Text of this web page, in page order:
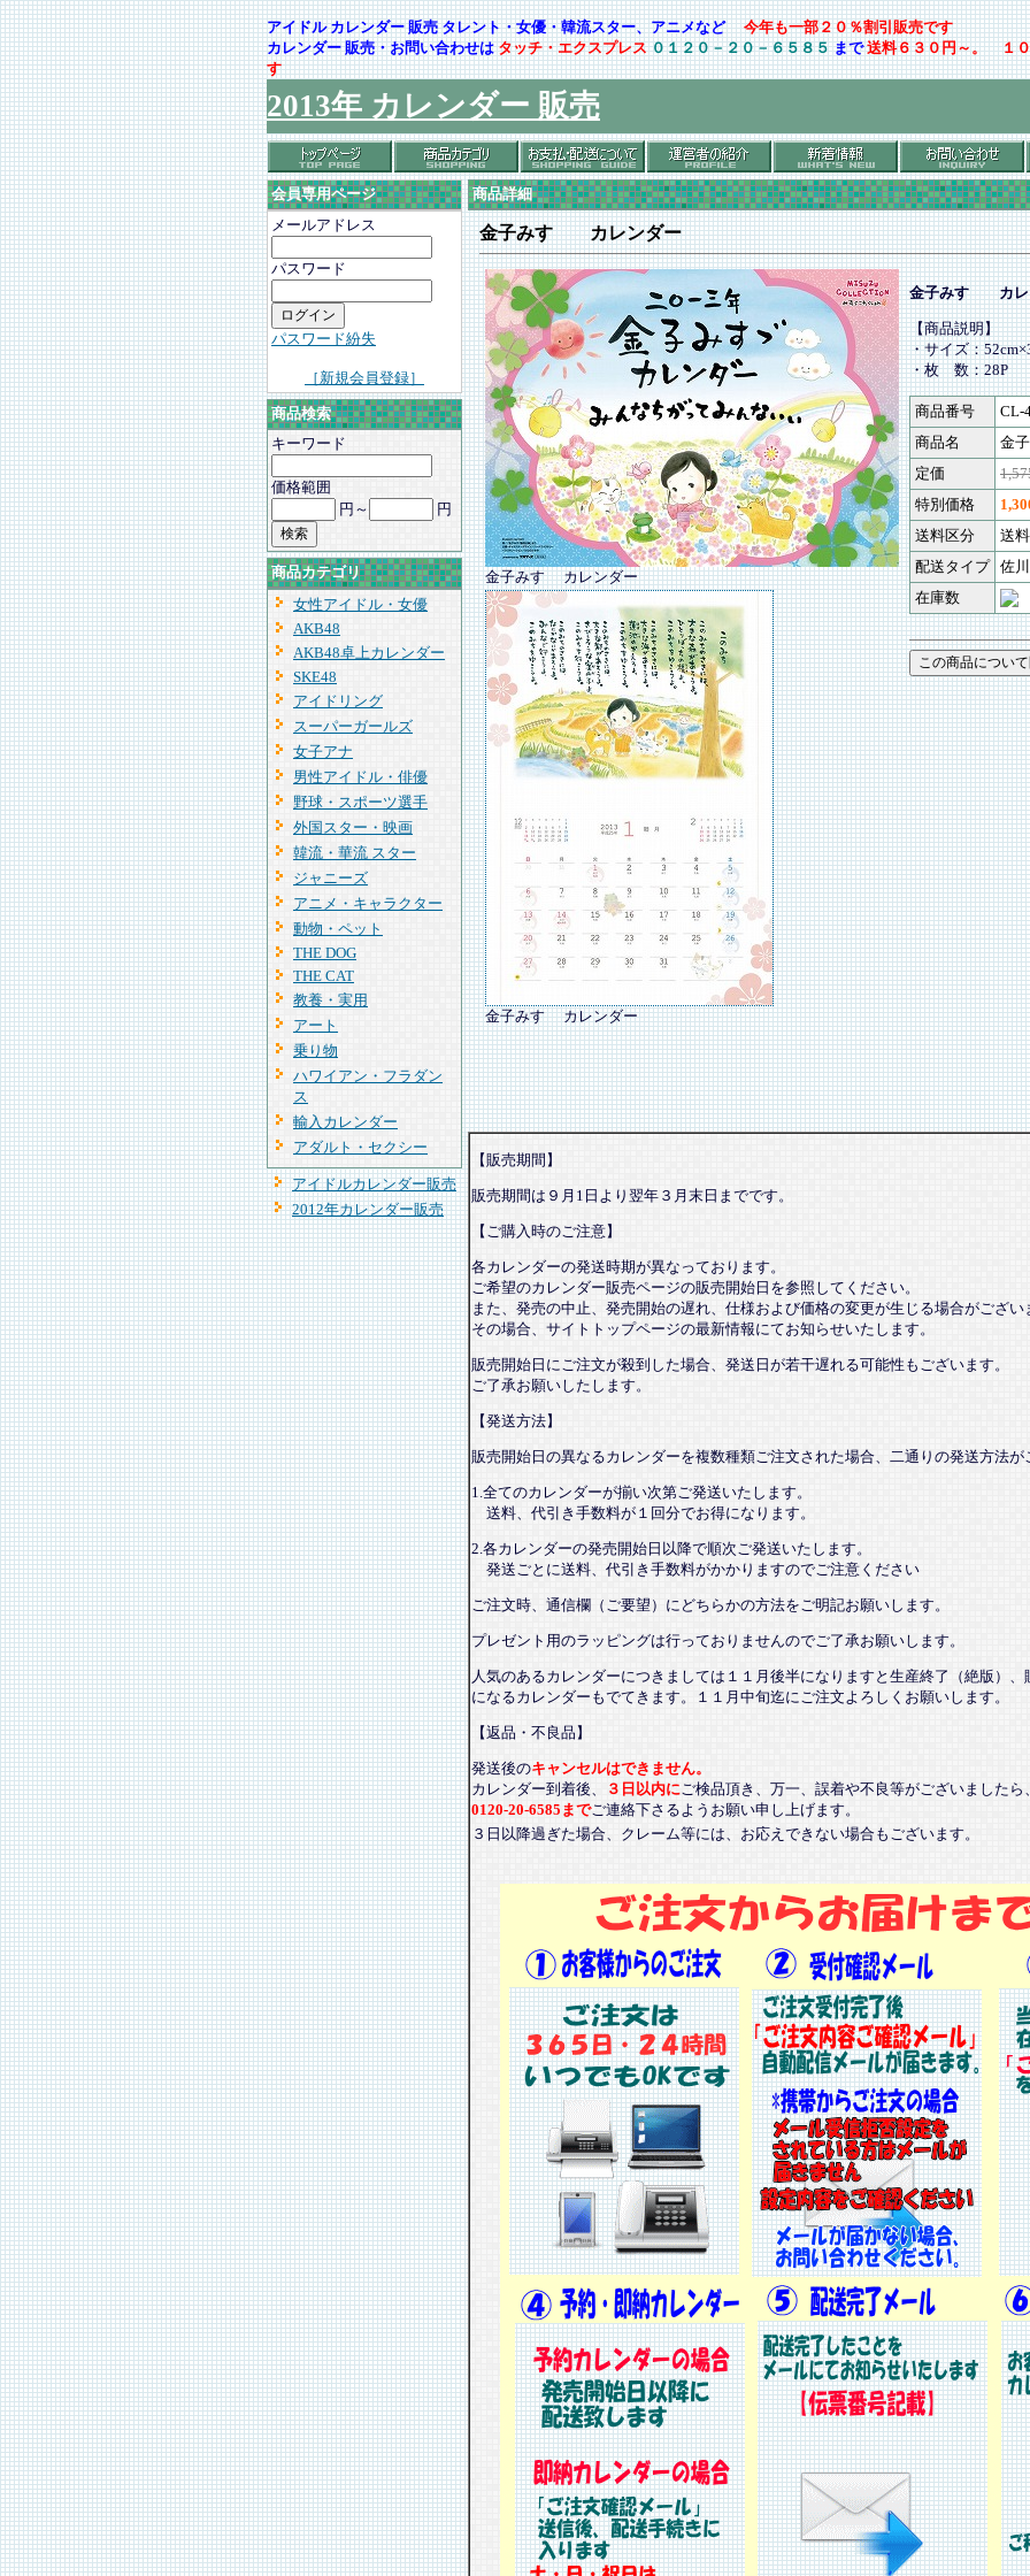
アイドル カレンダー 販売 タレント・女優・韓流スター、アニメなど今年も一部２０％割引販売です
カレンダー 販売・お問い合わせはタッチ・エクスプレス ０１２０－２０－６５８５ まで送料６３０円～。 １
す
2013年 カレンダー 販売
会員専用ページ
メールアドレス
パスワード
パスワード紛失
［新規会員登録］
商品検索
キーワード
価格範囲
円～
円
商品カテゴリ
女性アイドル・女優
AKB48
AKB48卓上カレンダー
SKE48
アイドリング
スーパーガールズ
女子アナ
男性アイドル・俳優
野球・スポーツ選手
外国スター・映画
韓流・華流 スター
ジャニーズ
アニメ・キャラクター
動物・ペット
THE DOG
THE CAT
教養・実用
アート
乗り物
ハワイアン・フラダン
ス
輸入カレンダー
アダルト・セクシー
アイドルカレンダー販売
2012年カレンダー販売
商品詳細
金子みすゞ カレンダー
金子みすゞ カレンダー
金子みすゞ カレンダー
金子みすゞ カレ
【商品説明】
・サイズ：
・枚 数：28P
商品番号
CL-
商品名
金
定価
特別価格
送料区分
送
配送タイプ 佐
在庫数
【販売期間】
販売期間は９月1日より翌年３月末日までです。
【ご購入時のご注意】
各カレンダーの発送時期が異なっております。
ご希望のカレンダー販売ページの販売開始日を参照してください。
また、発売の中止、発売開始の遅れ、仕様および価格の変更が生じる場合がござい
その場合、サイトトップページの最新情報にてお知らせいたします。
販売開始日にご注文が殺到した場合、発送日が若干遅れる可能性もございます。
ご了承お願いしたします。
【発送方法】
販売開始日の異なるカレンダーを複数種類ご注文された場合、二通りの発送方法が
1.全てのカレンダーが揃い次第ご発送いたします。
送料、代引き手数料が１回分でお得になります。
2.各カレンダーの発売開始日以降で順次ご発送いたします。
発送ごとに送料、代引き手数料がかかりますのでご注意ください
ご注文時、通信欄（ご要望）にどちらかの方法をご明記お願いします。
プレゼント用のラッピングは行っておりませんのでご了承お願いします。
人気のあるカレンダーにつきましては１１月後半になりますと生産終了（絶版）、
になるカレンダーもでてきます。１１月中旬迄にご注文よろしくお願いします。
【返品・不良品】
発送後のキャンセルはできません。
カレンダー到着後、
３日以内に ご検品頂き、万一、誤着や不良等がございましたら
0120-20-6585までご連絡下さるようお願い申し上げます。
３日以降過ぎた場合、クレーム等には、お応えできない場合もございます。